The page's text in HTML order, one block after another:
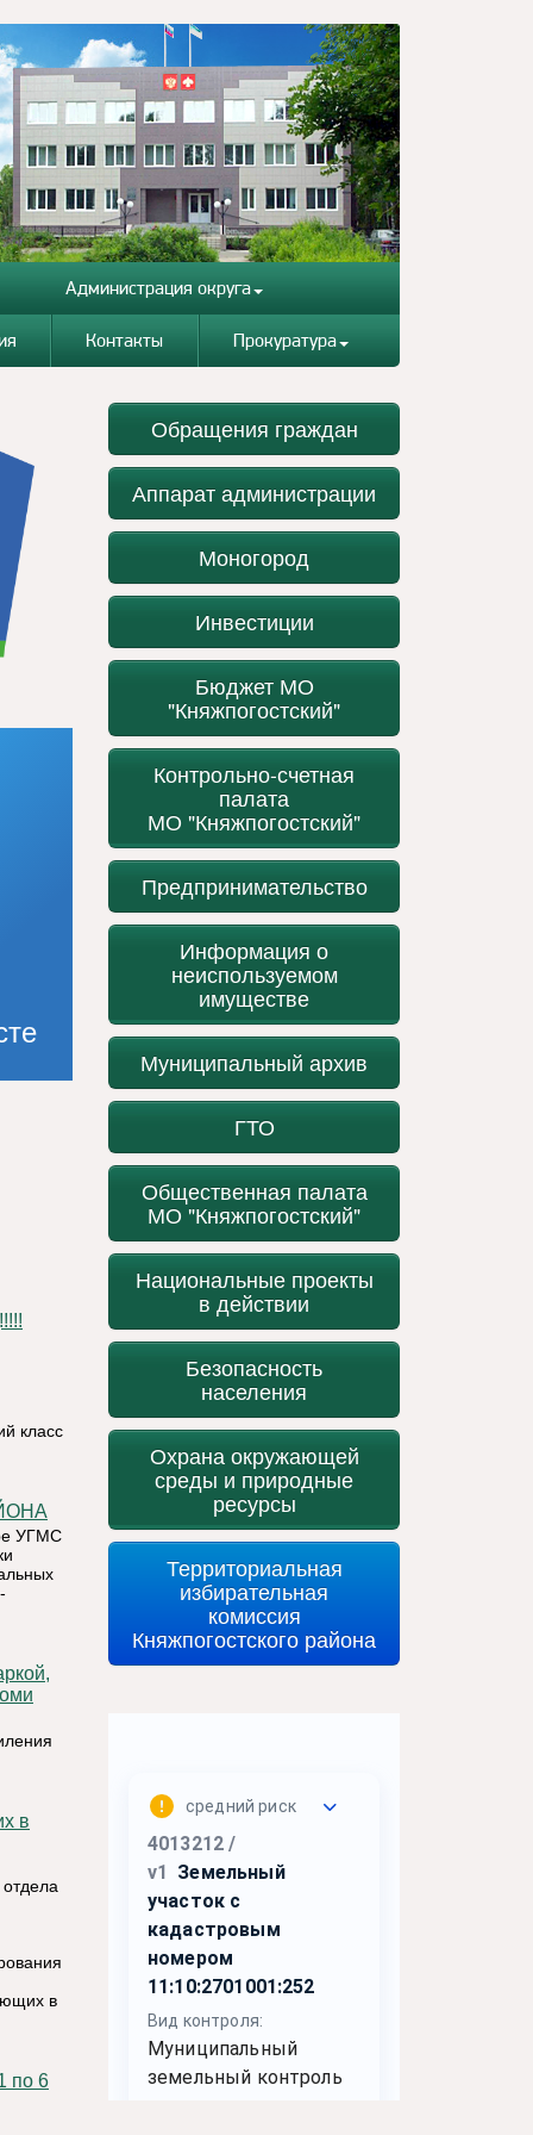
Администрация округа
Контакты Прокуратура
класс
УГМС
в
Обращения граждан
Аппарат администрации
Моногород
Инвестиции
Бюджет МО
"Княжпогостский"
Контрольно-счетная
палата
МО "Княжпогостский"
Предпринимательство
Информация о
неиспользуемом
имуществе
Муниципальный архив
ГТО
Общественная палата
МО "Княжпогостский"
Национальные проекты
в действии
Безопасность
населения
Охрана окружающей
среды и природные
ресурсы
Территориальная
избирательная
комиссия
Княжпогостского района